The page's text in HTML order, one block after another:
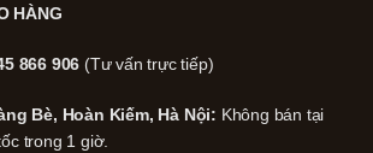
HÀNG
866 906 (Tư vấn trực tiếp)
Bè, Hoàn Kiếm, Hà Nội: Không bán tại
trong 1 giờ.